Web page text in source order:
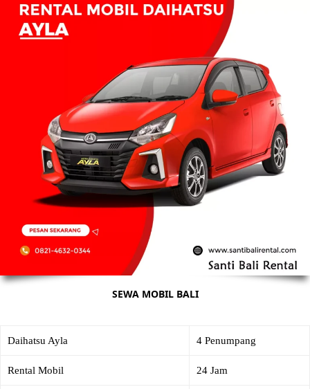
SEWA MOBIL BALI
Daihatsu Ayla 4 Penumpang
Rental Mobil 24 Jam